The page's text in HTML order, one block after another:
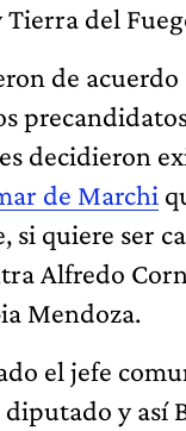
Tierra del
de
decidieron
de Marchi
si quiere ser
Alfredo
Mendoza.
el jefe
y así